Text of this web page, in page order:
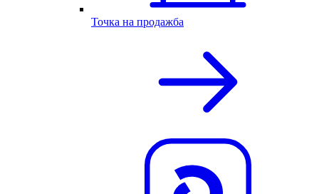
Точка на продажба